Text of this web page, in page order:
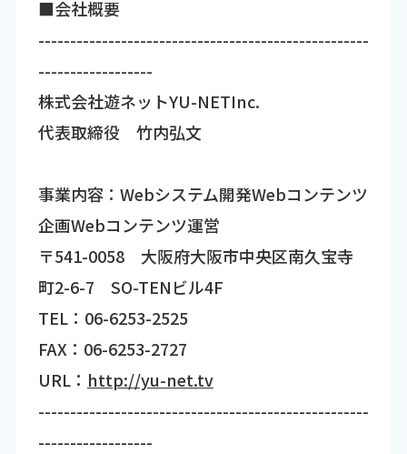
■会社概要
----------------------------------------------------
------------------
株式会社遊ネットYU-NETInc.
代表取締役 竹内弘文
事業内容：Webシステム開発Webコンテンツ
企画Webコンテンツ運営
〒541-0058 大阪府大阪市中央区南久宝寺
町2-6-7 SO-TENビル4F
TEL：06-6253-2525
FAX：06-6253-2727
URL： http://yu-net.tv
----------------------------------------------------
------------------